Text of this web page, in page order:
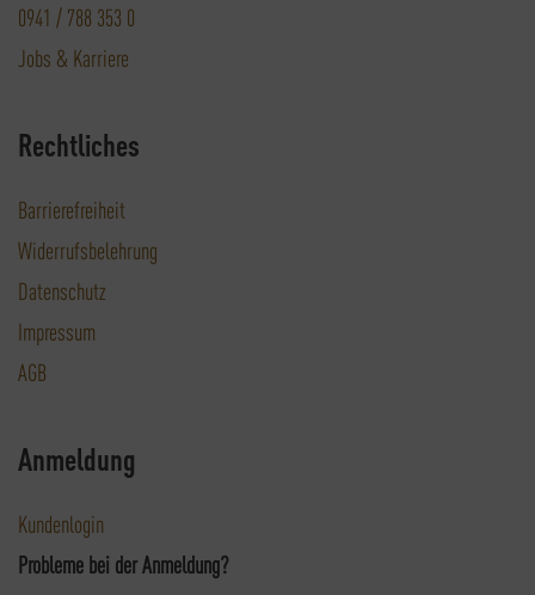
0941 / 788 353 0
Jobs & Karriere
Rechtliches
Barrierefreiheit
Widerrufsbelehrung
Datenschutz
Impressum
AGB
Anmeldung
Kundenlogin
Probleme bei der Anmeldung?